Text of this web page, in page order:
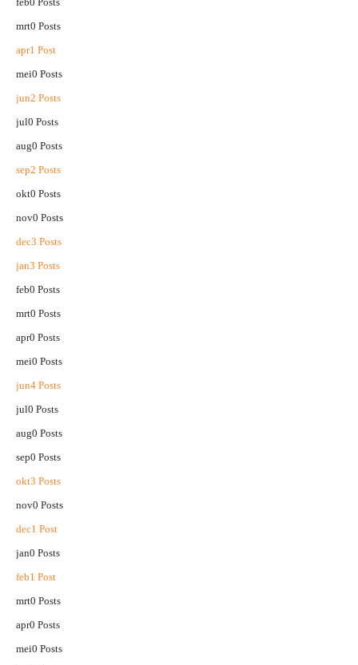
mrt0 Posts
apr1 Post
mei0 Posts
jun2 Posts
jul0 Posts
aug0 Posts
sep2 Posts
okt0 Posts
nov0 Posts
dec3 Posts
jan3 Posts
feb0 Posts
mrt0 Posts
apr0 Posts
mei0 Posts
jun4 Posts
jul0 Posts
aug0 Posts
sep0 Posts
okt3 Posts
nov0 Posts
dec1 Post
jan0 Posts
feb1 Post
mrt0 Posts
apr0 Posts
mei0 Posts